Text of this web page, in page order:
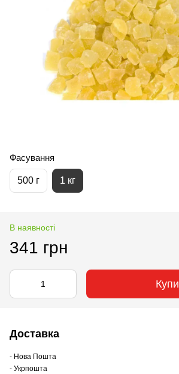
Фасування
500 г 1 кг
В наявності
341 грн
Доставка
- Нова Пошта
- Укрпошта